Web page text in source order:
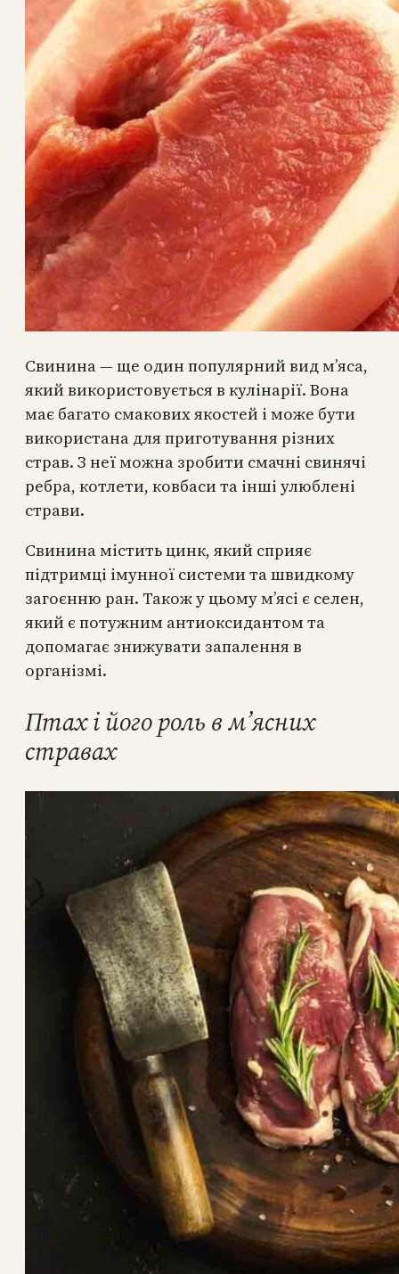
Свинина — ще один популярний вид м’яса,
який використовується в кулінарії. Вона
має багато смакових якостей і може бути
використана для приготування різних
страв. З неї можна зробити смачні свинячі
ребра, котлети, ковбаси та інші улюблені
страви.
Свинина містить цинк, який сприяє
підтримці імунної системи та швидкому
загоєнню ран. Також у цьому м’ясі є селен,
який є потужним антиоксидантом та
допомагає знижувати запалення в
організмі.
Птах і його роль в м’ясних
стравах